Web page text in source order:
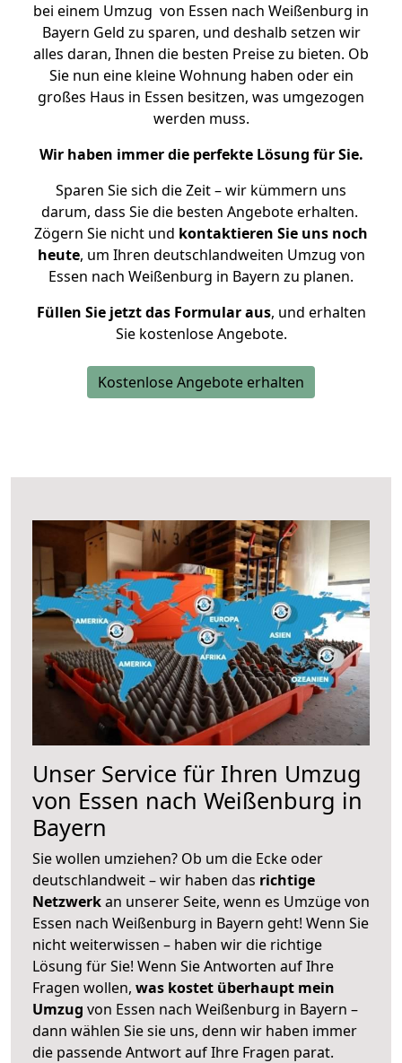
bei einem Umzug von Essen nach Weißenburg in
Bayern Geld zu sparen, und deshalb setzen wir
alles daran, Ihnen die besten Preise zu bieten. Ob
Sie nun eine kleine Wohnung haben oder ein
großes Haus in Essen besitzen, was umgezogen
werden muss.
Wir haben immer die perfekte Lösung für Sie.
Sparen Sie sich die Zeit – wir kümmern uns
darum, dass Sie die besten Angebote erhalten.
Zögern Sie nicht und kontaktieren Sie uns noch
heute, um Ihren deutschlandweiten Umzug von
Essen nach Weißenburg in Bayern zu planen.
Füllen Sie jetzt das Formular aus, und erhalten
Sie kostenlose Angebote.
Kostenlose Angebote erhalten
Unser Service für Ihren Umzug
von Essen nach Weißenburg in
Bayern
Sie wollen umziehen? Ob um die Ecke oder
deutschlandweit – wir haben das richtige
Netzwerkan unserer Seite, wenn es Umzüge von
Essen nach Weißenburg in Bayern geht! Wenn Sie
nicht weiterwissen – haben wir die richtige
Lösung für Sie! Wenn Sie Antworten auf Ihre
Fragen wollen, was kostet überhaupt mein
Umzug von Essen nach Weißenburg in Bayern –
dann wählen Sie sie uns, denn wir haben immer
die passende Antwort auf Ihre Fragen parat.